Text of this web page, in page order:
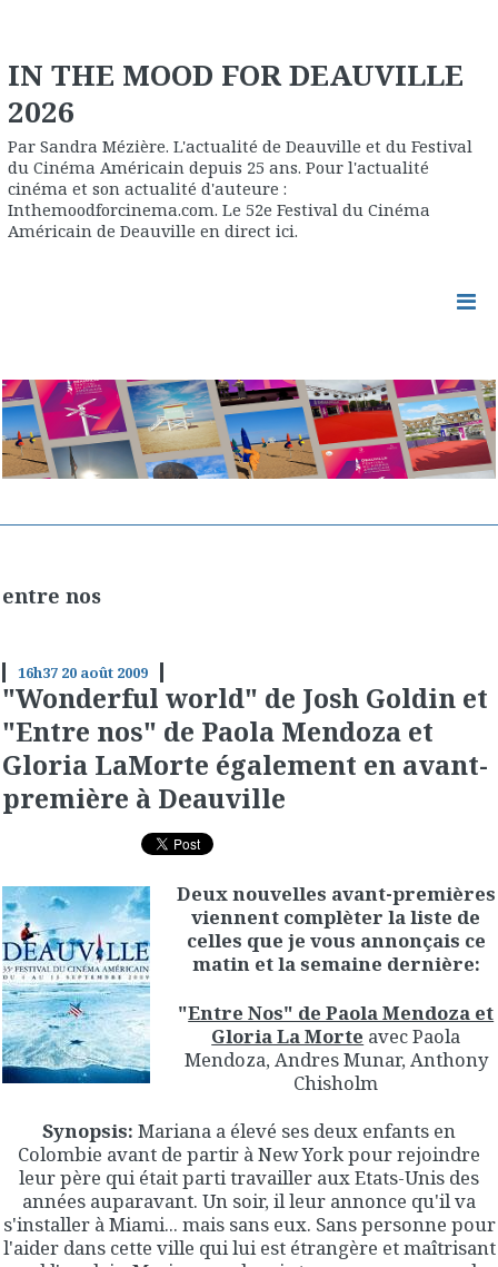
IN THE MOOD FOR DEAUVILLE
2026
Par Sandra Mézière. L'actualité de Deauville et du Festival
du Cinéma Américain depuis 25 ans. Pour l'actualité
cinéma et son actualité d'auteure :
Inthemoodforcinema.com. Le 52e Festival du Cinéma
Américain de Deauville en direct ici.
entre nos
16h37 20 août 2009
"Wonderful world" de Josh Goldin et
"Entre nos" de Paola Mendoza et
Gloria LaMorte également en avant-
première à Deauville
Deux nouvelles avant-premières
viennent complèter la liste de
celles que je vous annonçais ce
matin et la semaine dernière:
"Entre Nos" de Paola Mendoza et
Gloria La Morte avec Paola
Mendoza, Andres Munar, Anthony
Chisholm
Synopsis: Mariana a élevé ses deux enfants en
Colombie avant de partir à New York pour rejoindre
leur père qui était parti travailler aux Etats-Unis des
années auparavant. Un soir, il leur annonce qu'il va
s'installer à Miami... mais sans eux. Sans personne pour
l'aider dans cette ville qui lui est étrangère et maîtrisant